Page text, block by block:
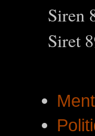
Siren
Siret